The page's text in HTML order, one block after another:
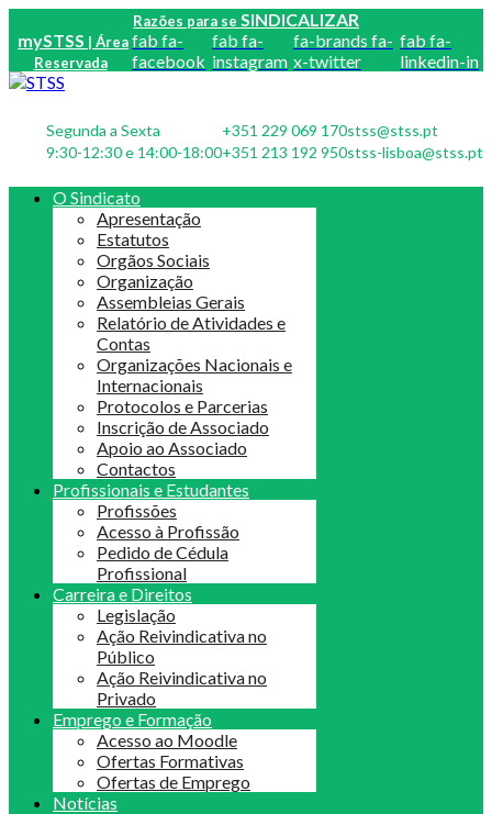
Razões para se SINDICALIZAR
mySTSS | Área
Reservada
fab fa-
facebook
fab fa-
instagram
fa-brands fa-
x-twitter
fab fa-
linkedin-in
Segunda a Sexta
9:30-12:30 e 14:00-18:00
+351 229 069 170
+351 213 192 950
stss@stss.pt
stss-lisboa@stss.pt
O Sindicato
Apresentação
Estatutos
Orgãos Sociais
Organização
Assembleias Gerais
Relatório de Atividades e
Contas
Organizações Nacionais e
Internacionais
Protocolos e Parcerias
Inscrição de Associado
Apoio ao Associado
Contactos
Profissionais e Estudantes
Profissões
Acesso à Profissão
Pedido de Cédula
Profissional
Carreira e Direitos
Legislação
Ação Reivindicativa no
Público
Ação Reivindicativa no
Privado
Emprego e Formação
Acesso ao Moodle
Ofertas Formativas
Ofertas de Emprego
Notícias